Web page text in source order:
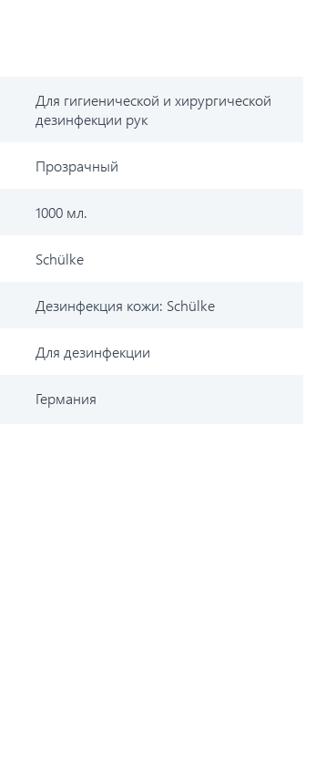
Для гигиенической и хирургической
дезинфекции рук
Прозрачный
1000 мл.
Schülke
Дезинфекция кожи: Schülke
Для дезинфекции
Германия